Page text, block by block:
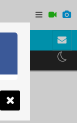
Gölbaşı